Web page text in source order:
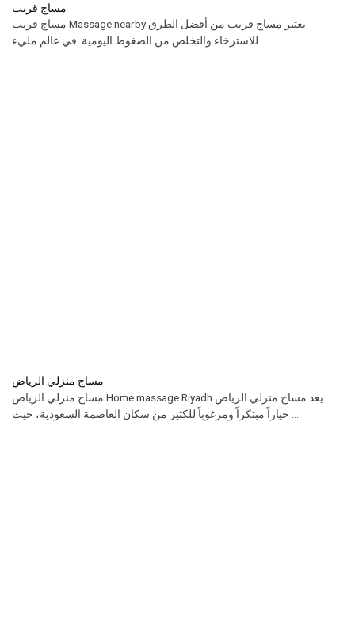
مساج قريب
مساج قريب Massage nearby يعتبر مساج قريب من أفضل الطرق
مساج منزلي الرياض
مساج منزلي الرياض Home massage Riyadh يعد مساج منزلي الرياض